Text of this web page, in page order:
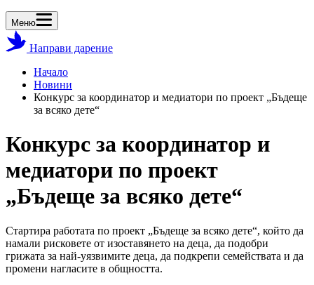
Меню
Направи дарение
Начало
Новини
Конкурс за координатор и медиатори по проект „Бъдеще
за всяко дете“
Конкурс за координатор и
медиатори по проект
„Бъдеще за всяко дете“
Стартира работата по проект „Бъдеще за всяко дете“, който да
намали рисковете от изоставянето на деца, да подобри
грижата за най-уязвимите деца, да подкрепи семействата и да
промени нагласите в общността.